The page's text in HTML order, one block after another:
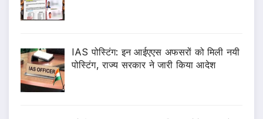
IAS पोस्टिंग: इन आईएएस अफसरों को मिली नयी
पोस्टिंग, राज्य सरकार ने जारी किया आदेश